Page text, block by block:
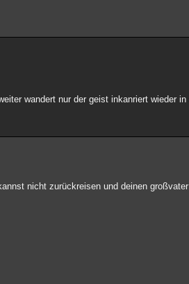
wandert nur der geist inkanriert wieder
nicht zurückreisen und deinen